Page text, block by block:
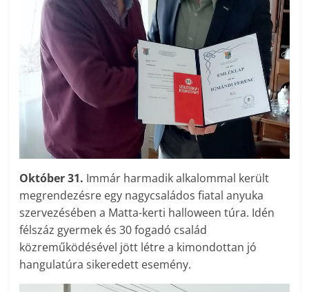
Október 31. Immár harmadik alkalommal került
megrendezésre egy nagycsaládos fiatal anyuka
szervezésében a Matta-kerti halloween túra. Idén
félszáz gyermek és 30 fogadó család
közreműködésével jött létre a kimondottan jó
hangulatúra si­ke­redett esemény.